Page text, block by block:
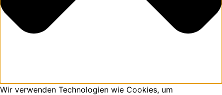
Wir verwenden Technologien wie Cookies, um